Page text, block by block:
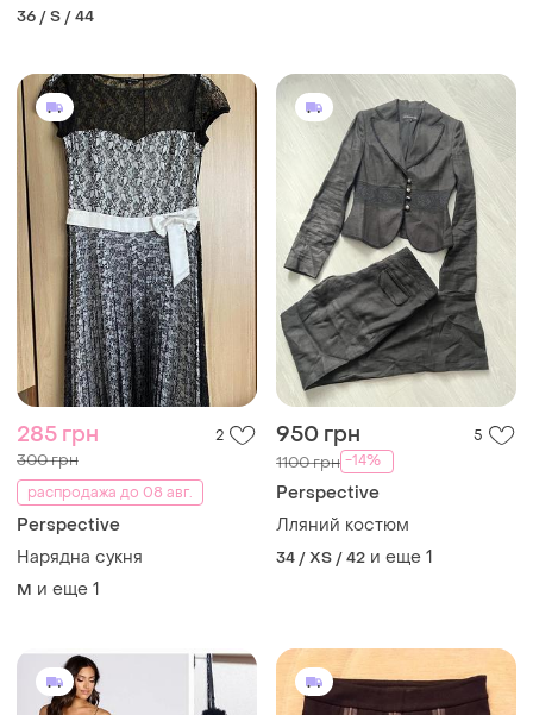
36 / S / 44
285 грн 2
300 грн
распродажа до 08 авг.
Perspective
Нарядна сукня
M и еще 1
950 грн 5
1100 грн -14%
Perspective
Лляний костюм
34 / XS / 42 и еще 1